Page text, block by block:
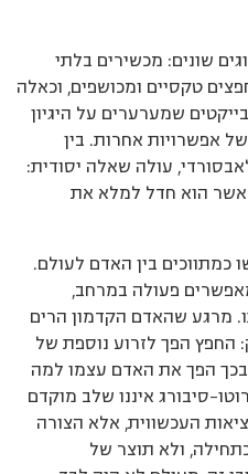
שונים: מכשירים בלתי
טקסיים ומכושפים, וכאלה
שמערערים על היגיון
אפשרויות אחרות. בין
עולה שאלה יסודית:
הוא חדל למלא את
כמתווכים בין האדם לעולם.
פעולה במרחב,
מרגע שהאדם הקדמון הרים
החפץ הפך לזרוע נוספת של
הפך את האדם עצמו למה
סיבורג איננו שלב מוקדם
העכשווית, אלא הצורה
ולא תוצר של